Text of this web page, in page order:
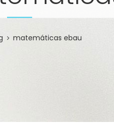
matemáticas ebau